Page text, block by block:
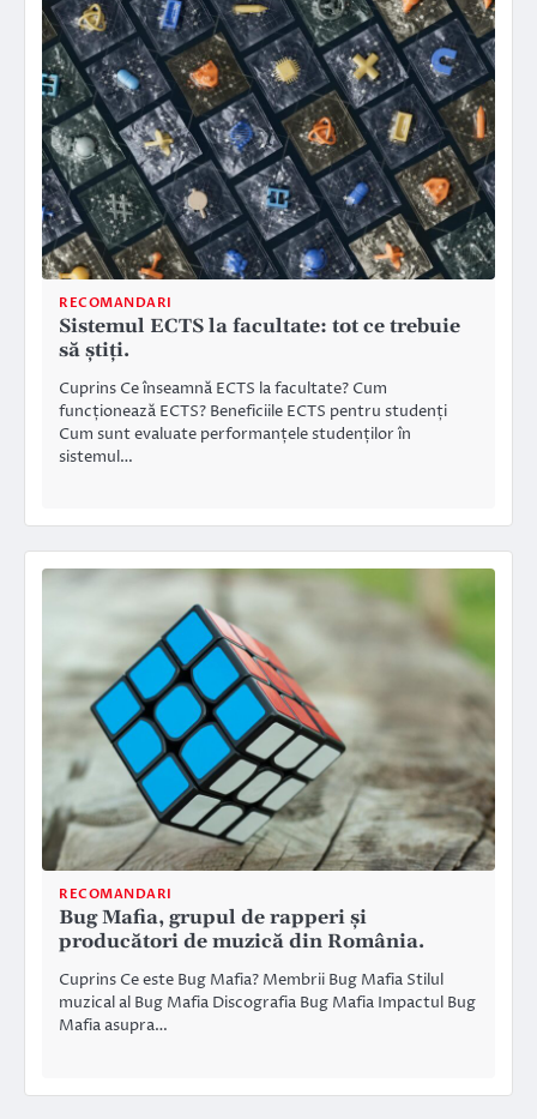
RECOMANDARI
Sistemul ECTS la facultate: tot ce trebuie
să știți.
Cuprins Ce înseamnă ECTS la facultate? Cum
funcționează ECTS? Beneficiile ECTS pentru studenți
Cum sunt evaluate performanțele studenților în
sistemul…
RECOMANDARI
Bug Mafia, grupul de rapperi și
producători de muzică din România.
Cuprins Ce este Bug Mafia? Membrii Bug Mafia Stilul
muzical al Bug Mafia Discografia Bug Mafia Impactul Bug
Mafia asupra…